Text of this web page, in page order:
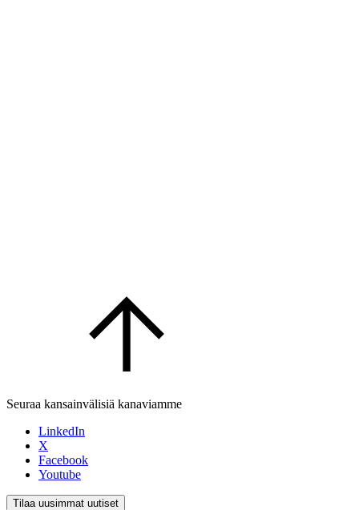
Seuraa kansainvälisiä kanaviamme
LinkedIn
X
Facebook
Youtube
Tilaa uusimmat uutiset